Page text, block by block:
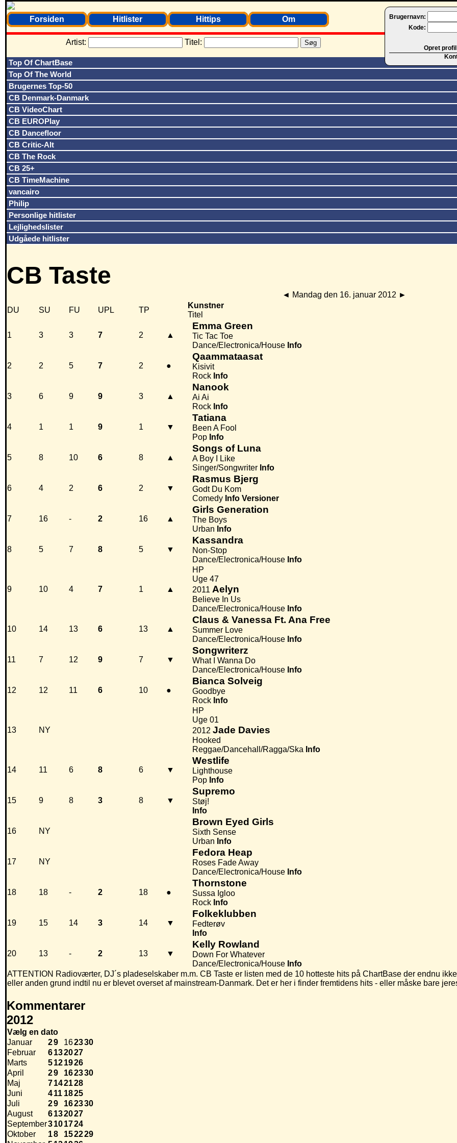
Brugernavn:
Kode:
Opret
Forsiden Hitlister Hittips Om
Artist: Titel:
Top Of ChartBase
Top Of The World
Brugernes Top-50
CB Denmark-Danmark
CB VideoChart
CB EUROPlay
CB Dancefloor
CB Critic-Alt
CB The Rock
CB 25+
CB TimeMachine
vancairo
Philip
Personlige hitlister
Lejlighedslister
Udgåede hitlister
CB Taste
◄ Mandag den 16. januar 2012 ►
DU
SU FU UPL TP
Kunstner
Titel
1 3 3 7 2 ▲
Emma Green
Tic Tac Toe
Dance/Electronica/House Info
2 2 5 7 2 ●
Qaammataasat
Kisivit
Rock Info
3 6 9 9 3 ▲
Nanook
Ai Ai
Rock Info
4 1 1 9 1 ▼
Tatiana
Been A Fool
Pop Info
5 8 10 6 8 ▲
Songs of Luna
A Boy I Like
Singer/Songwriter Info
6 4 2 6 2 ▼
Rasmus Bjerg
Godt Du Kom
Comedy Info Versioner
7 16 - 2 16 ▲
Girls Generation
The Boys
Urban Info
8 5 7 8 5 ▼
Kassandra
Non-Stop
Dance/Electronica/House Info
9 10 4 7 1 ▲
HP
Uge 47
2011 Aelyn
Believe In Us
Dance/Electronica/House Info
10 14 13 6 13 ▲
Claus & Vanessa Ft. Ana Free
Summer Love
Dance/Electronica/House Info
11 7 12 9 7 ▼
Songwriterz
What I Wanna Do
Dance/Electronica/House Info
12 12 11 6 10 ●
Bianca Solveig
Goodbye
Rock Info
13 NY
HP
Uge 01
2012 Jade Davies
Hooked
Reggae/Dancehall/Ragga/Ska Info
14 11 6 8 6 ▼
Westlife
Lighthouse
Pop Info
15 9 8 3 8 ▼
Supremo
Støj!
Info
16 NY
Brown Eyed Girls
Sixth Sense
Urban Info
17 NY
Fedora Heap
Roses Fade Away
Dance/Electronica/House Info
18 18 - 2 18 ●
Thornstone
Sussa Igloo
Rock Info
19 15 14 3 14 ▼
Folkeklubben
Fedterøv
Info
20 13 - 2 13 ▼
Kelly Rowland
Down For Whatever
Dance/Electronica/House Info
ATTENTION Radioværter, DJ´s pladeselskaber m.m. CB Taste er listen med de 10 hotteste hits på ChartBase der endnu
eller anden grund indtil nu er blevet overset af mainstream-Danmark. Det er her i finder fremtidens hits - eller måske bare
Kommentarer
2012
Vælg en dato
Januar
29 162330
Februar
6132027
Marts
5121926
April
29 162330
Maj
7142128
Juni
411 1825
Juli
29 162330
August
6132027
September3101724
Oktober
18 152229